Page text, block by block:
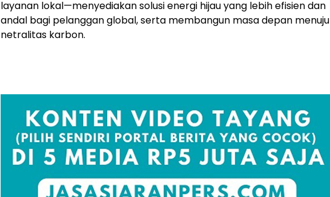
layanan lokal—menyediakan solusi energi hijau yang lebih efisien dan
andal bagi pelanggan global, serta membangun masa depan menuju
netralitas karbon.